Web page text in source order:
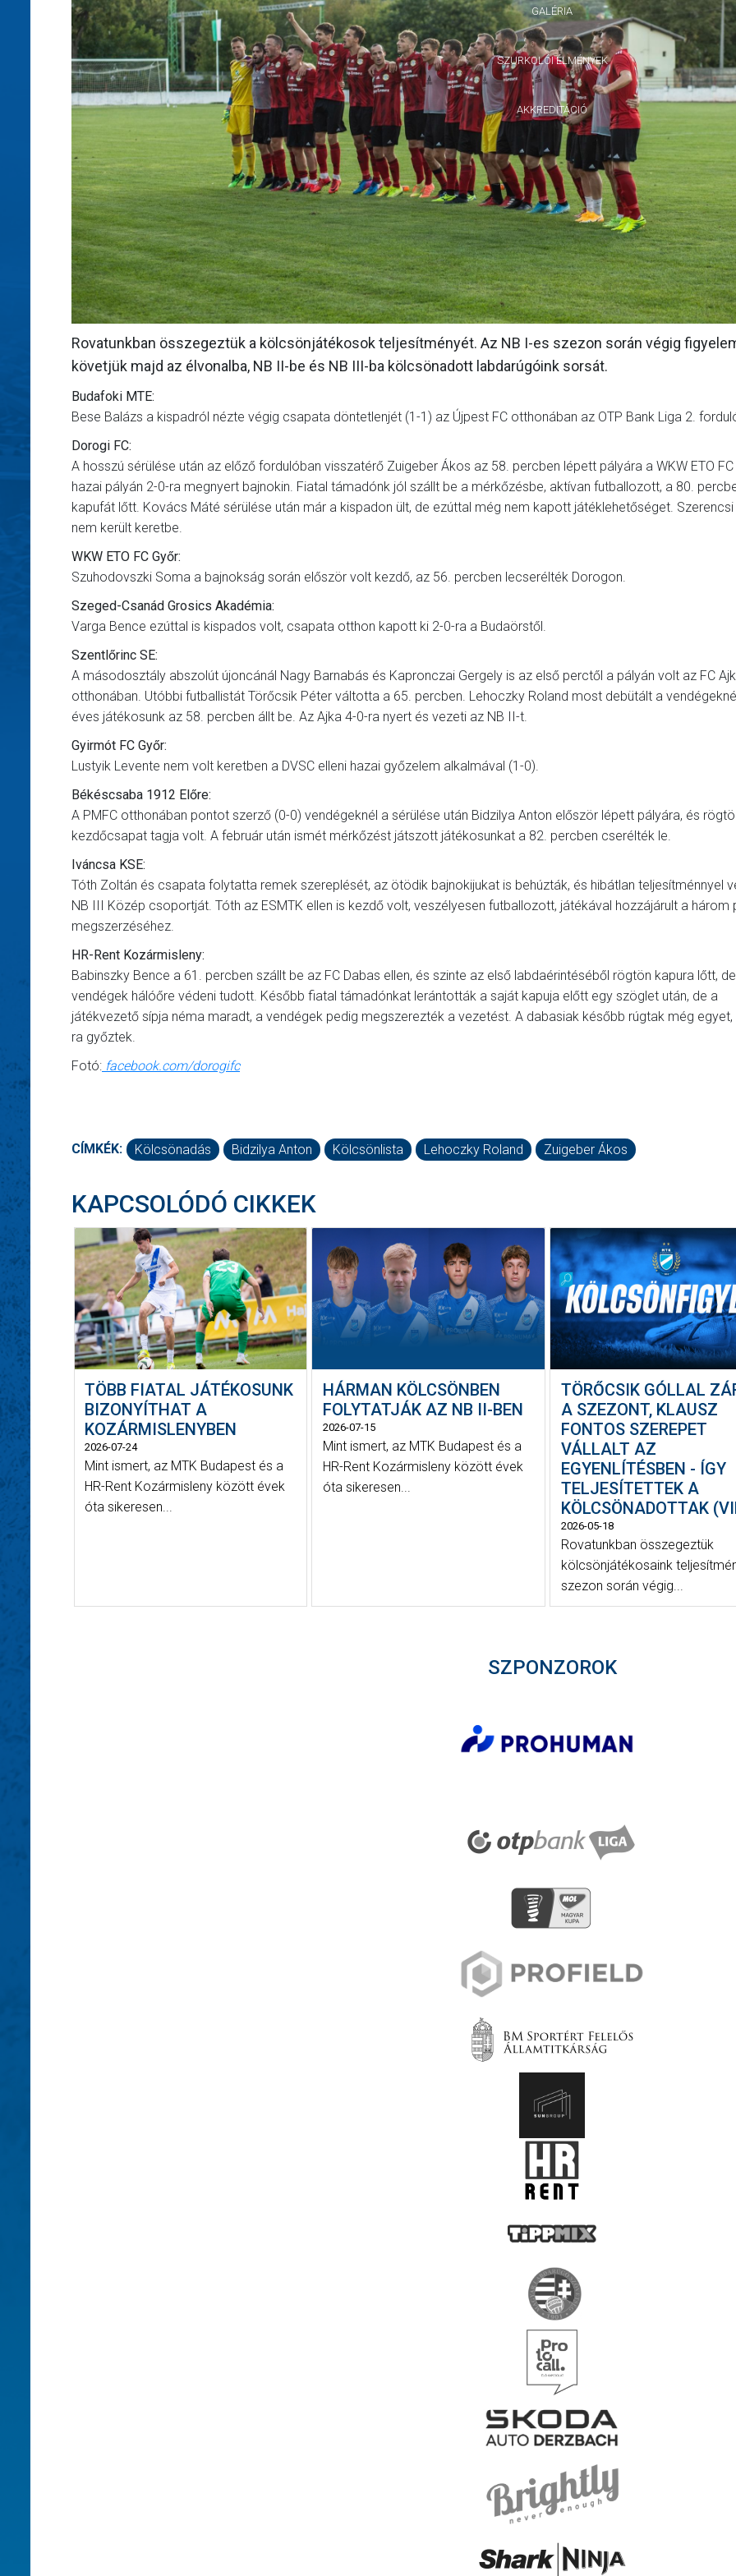
GALÉRIA
SZURKOLÓI ÉLMÉNYEK
AKKREDITÁCIÓ
Rovatunkban összegeztük a kölcsönjátékosok teljesítményét. Az NB I-es szezon során végig
követjük majd az élvonalba, NB II-be és NB III-ba kölcsönadott labdarúgóink sorsát.
Budafoki MTE:
Bese Balázs a kispadról nézte végig csapata döntetlenjét (1-1) az Újpest FC otthonában az OTP Bank Liga 2.
Dorogi FC:
A hosszú sérülése után az előző fordulóban visszatérő Zuigeber Ákos az 58. percben lépett pályára a WKW ETO FC
hazai pályán 2-0-ra megnyert bajnokin. Fiatal támadónk jól szállt be a mérkőzésbe, aktívan futballozott, a 80.
kapufát lőtt. Kovács Máté sérülése után már a kispadon ült, de ezúttal még nem kapott játéklehetőséget.
nem került keretbe.
WKW ETO FC Győr:
Szuhodovszki Soma a bajnokság során először volt kezdő, az 56. percben lecserélték Dorogon.
Szeged-Csanád Grosics Akadémia:
Varga Bence ezúttal is kispados volt, csapata otthon kapott ki 2-0-ra a Budaörstől.
Szentlőrinc SE:
A másodosztály abszolút újoncánál Nagy Barnabás és Kapronczai Gergely is az első perctől a pályán volt az FC
otthonában. Utóbbi futballistát Törőcsik Péter váltotta a 65. percben. Lehoczky Roland most debütált a
éves játékosunk az 58. percben állt be. Az Ajka 4-0-ra nyert és vezeti az NB II-t.
Gyirmót FC Győr:
Lustyik Levente nem volt keretben a DVSC elleni hazai győzelem alkalmával (1-0).
Békéscsaba 1912 Előre:
A PMFC otthonában pontot szerző (0-0) vendégeknél a sérülése után Bidzilya Anton először lépett pályára, és
kezdőcsapat tagja volt. A február után ismét mérkőzést játszott játékosunkat a 82. percben cserélték le.
Iváncsa KSE:
Tóth Zoltán és csapata folytatta remek szereplését, az ötödik bajnokijukat is behúzták, és hibátlan teljesítménnyel
NB III Közép csoportját. Tóth az ESMTK ellen is kezdő volt, veszélyesen futballozott, játékával hozzájárult a három
megszerzéséhez.
HR-Rent Kozármisleny:
Babinszky Bence a 61. percben szállt be az FC Dabas ellen, és szinte az első labdaérintéséből rögtön kapura lőtt,
vendégek hálóőre védeni tudott. Később fiatal támadónkat lerántották a saját kapuja előtt egy szöglet után, de a
játékvezető sípja néma maradt, a vendégek pedig megszerezték a vezetést. A dabasiak később rúgtak még egyet,
ra győztek.
Fotó: facebook.com/dorogifc
CÍMKÉK: Kölcsönadás Bidzilya Anton Kölcsönlista Lehoczky Roland Zuigeber Ákos
KAPCSOLÓDÓ CIKKEK
TÖBB FIATAL JÁTÉKOSUNK
BIZONYÍTHAT A
KOZÁRMISLENYBEN
2026-07-24
Mint ismert, az MTK Budapest és a
HR-Rent Kozármisleny között évek
óta sikeresen...
HÁRMAN KÖLCSÖNBEN
FOLYTATJÁK AZ NB II-BEN
2026-07-15
Mint ismert, az MTK Budapest és a
HR-Rent Kozármisleny között évek
óta sikeresen...
TÖRŐCSIK GÓLLAL
A SZEZONT, KLAUSZ
FONTOS SZEREPET
VÁLLALT AZ
EGYENLÍTÉSBEN - ÍGY
TELJESÍTETTEK A
KÖLCSÖNADOTTAK
2026-05-18
Rovatunkban összegeztük
kölcsönjátékosaink
szezon során végig...
SZPONZOROK